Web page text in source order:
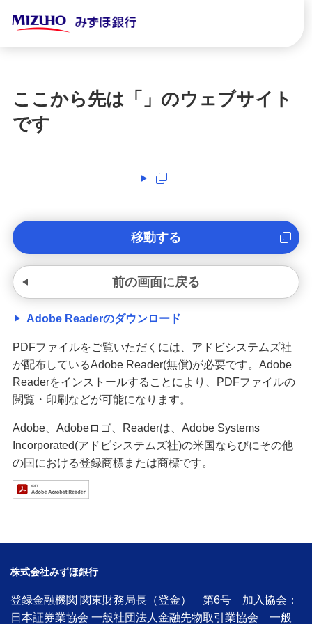
ここから先は「 」のウェブサイト
です
移動する
前の画面に戻る
Adobe Readerのダウンロード
PDFファイルをご覧いただくには、アドビシステムズ社
が配布しているAdobe Reader(無償)が必要です。Adobe
Readerをインストールすることにより、PDFファイルの
閲覧・印刷などが可能になります。
Adobe、Adobeロゴ、Readerは、Adobe Systems
Incorporated(アドビシステムズ社)の米国ならびにその他
の国における登録商標または商標です。
株式会社みずほ銀行
登録金融機関 関東財務局長（登金） 第6号 加入協会：
日本証券業協会 一般社団法人金融先物取引業協会 一般